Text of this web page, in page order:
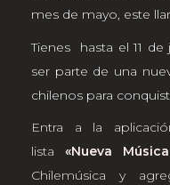
mes de mayo, este
Tienes hasta el 11
ser parte de una
chilenos para
Entra a la
lista«Nueva
Chilemúsica y